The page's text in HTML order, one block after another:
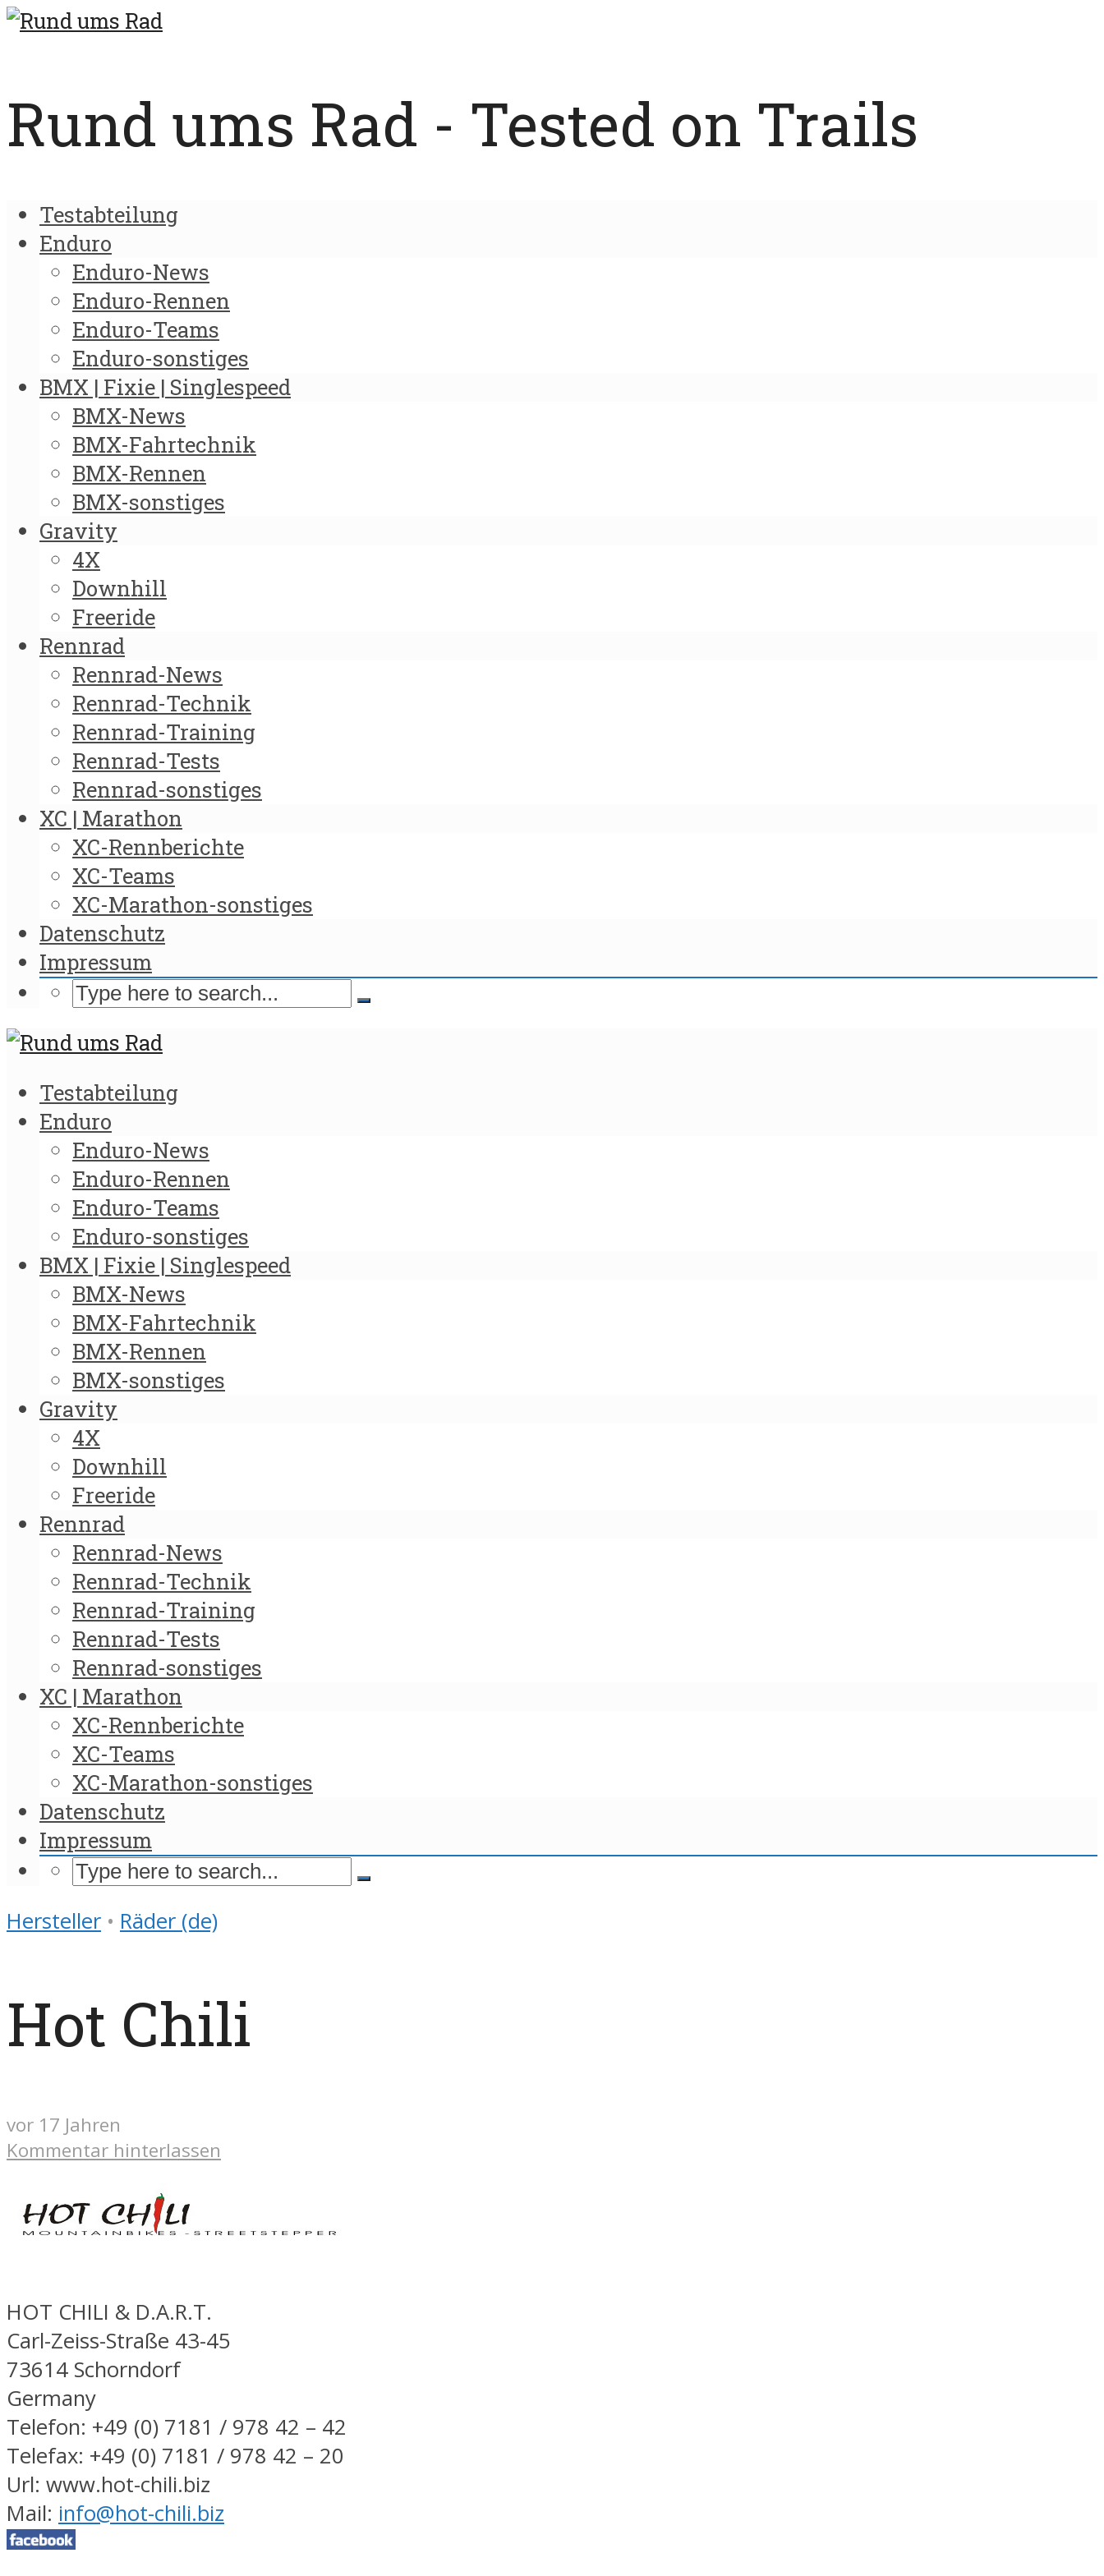
Rund ums Rad - Tested on Trails
Testabteilung
Enduro
Enduro-News
Enduro-Rennen
Enduro-Teams
Enduro-sonstiges
BMX | Fixie | Singlespeed
BMX-News
BMX-Fahrtechnik
BMX-Rennen
BMX-sonstiges
Gravity
4X
Downhill
Freeride
Rennrad
Rennrad-News
Rennrad-Technik
Rennrad-Training
Rennrad-Tests
Rennrad-sonstiges
XC | Marathon
XC-Rennberichte
XC-Teams
XC-Marathon-sonstiges
Datenschutz
Impressum
Testabteilung
Enduro
Enduro-News
Enduro-Rennen
Enduro-Teams
Enduro-sonstiges
BMX | Fixie | Singlespeed
BMX-News
BMX-Fahrtechnik
BMX-Rennen
BMX-sonstiges
Gravity
4X
Downhill
Freeride
Rennrad
Rennrad-News
Rennrad-Technik
Rennrad-Training
Rennrad-Tests
Rennrad-sonstiges
XC | Marathon
XC-Rennberichte
XC-Teams
XC-Marathon-sonstiges
Datenschutz
Impressum
Hersteller • Räder (de)
Hot Chili
vor 17 Jahren
Kommentar hinterlassen
HOT CHILI & D.A.R.T.
Carl-Zeiss-Straße 43-45
73614 Schorndorf
Germany
Telefon: +49 (0) 7181 / 978 42 – 42
Telefax: +49 (0) 7181 / 978 42 – 20
Url: www.hot-chili.biz
Mail: info@hot-chili.biz